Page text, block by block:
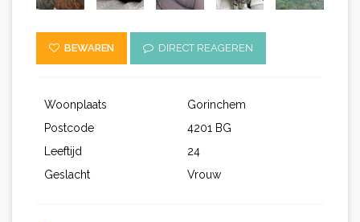
BEWAREN DIRECT REAGEREN
Woonplaats
Gorinchem
Postcode
4201 BG
Leeftijd
24
Geslacht
Vrouw